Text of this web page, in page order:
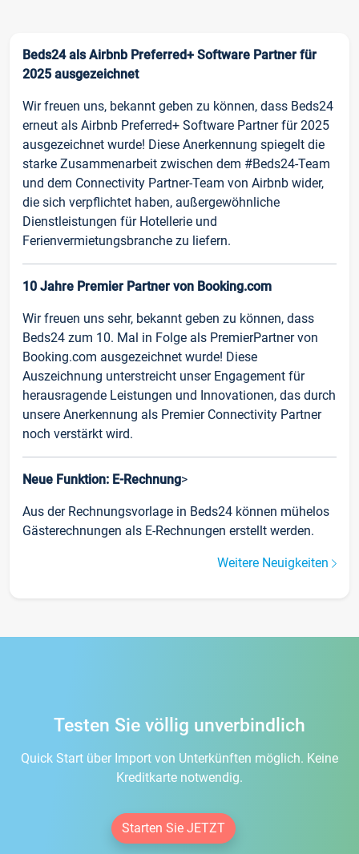
Beds24 als Airbnb Preferred+ Software Partner für
2025 ausgezeichnet
Wir freuen uns, bekannt geben zu können, dass Beds24
erneut als Airbnb Preferred+ Software Partner für 2025
ausgezeichnet wurde! Diese Anerkennung spiegelt die
starke Zusammenarbeit zwischen dem #Beds24-Team
und dem Connectivity Partner-Team von Airbnb wider,
die sich verpflichtet haben, außergewöhnliche
Dienstleistungen für Hotellerie und
Ferienvermietungsbranche zu liefern.
10 Jahre Premier Partner von Booking.com
Wir freuen uns sehr, bekannt geben zu können, dass
Beds24 zum 10. Mal in Folge als PremierPartner von
Booking.com ausgezeichnet wurde! Diese
Auszeichnung unterstreicht unser Engagement für
herausragende Leistungen und Innovationen, das durch
unsere Anerkennung als Premier Connectivity Partner
noch verstärkt wird.
Neue Funktion: E-Rechnung>
Aus der Rechnungsvorlage in Beds24 können mühelos
Gästerechnungen als E-Rechnungen erstellt werden.
Weitere Neuigkeiten
Testen Sie völlig unverbindlich
Quick Start über Import von Unterkünften möglich. Keine
Kreditkarte notwendig.
Starten Sie JETZT